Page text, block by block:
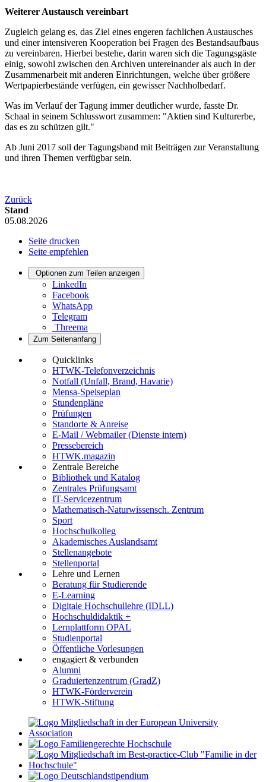
Weiterer Austausch vereinbart
Zugleich gelang es, das Ziel eines engeren fachlichen Austausches
und einer intensiveren Kooperation bei Fragen des Bestandsaufbaus
zu vereinbaren. Hierbei bestehe, darin waren sich die Tagungsgäste
einig, sowohl zwischen den Archiven untereinander als auch in der
Zusammenarbeit mit anderen Einrichtungen, welche über größere
Wertpapierbestände verfügen, ein gewisser Nachholbedarf.
Was im Verlauf der Tagung immer deutlicher wurde, fasste Dr.
Schaal in seinem Schlusswort zusammen: "Aktien sind Kulturerbe,
das es zu schützen gilt."
Ab Juni 2017 soll der Tagungsband mit Beiträgen zur Veranstaltung
und ihren Themen verfügbar sein.
Zurück
Stand
05.08.2026
Seite drucken
Seite empfehlen
Optionen zum Teilen anzeigen
LinkedIn
Facebook
WhatsApp
Telegram
Threema
Zum Seitenanfang
Quicklinks
HTWK-Telefonverzeichnis
Notfall (Unfall, Brand, Havarie)
Mensa-Speiseplan
Stundenpläne
Prüfungen
Standorte & Anreise
E-Mail / Webmailer (Dienste intern)
Pressebereich
HTWK.magazin
Zentrale Bereiche
Bibliothek und Katalog
Zentrales Prüfungsamt
IT-Servicezentrum
Mathematisch-Naturwissensch. Zentrum
Sport
Hochschulkolleg
Akademisches Auslandsamt
Stellenangebote
Stellenportal
Lehre und Lernen
Beratung für Studierende
E-Learning
Digitale Hochschullehre (IDLL)
Hochschuldidaktik +
Lernplattform OPAL
Studienportal
Öffentliche Vorlesungen
engagiert & verbunden
Alumni
Graduiertenzentrum (GradZ)
HTWK-Förderverein
HTWK-Stiftung